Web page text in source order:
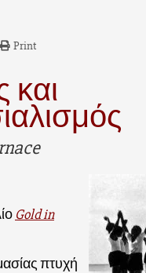
Print
και
Gold in
πτυχή